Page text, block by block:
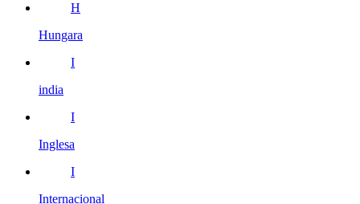
H
Hungara
I
india
I
Inglesa
I
Internacional